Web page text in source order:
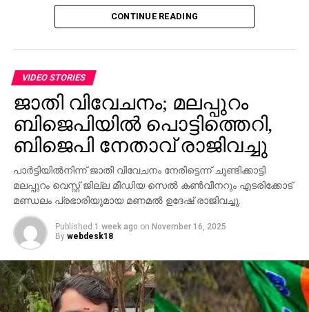
ജീവനക്കാരുമായി സംഘര്‍ഷം ശക്തമായി. പ്രതികളുടെ
സംഘം ആദ്യം ബാറില്‍ നിന്ന് പുറത്തുപോയെങ്കിലും,
ജീവനക്കാര്‍ക്ക് മര്‍ദനമേല്‍ക്കുകയും അക്രമം
ആവര്‍ത്തിച്ച് അഞ്ചുതവണ വരെ തിരിച്ചെത്തി
ആക്രമണം നടത്തിയതായും ബാര്‍ ഉടമ നല്‍കിയ
പരാതിയില്‍ പറയുന്നു. വിദ്യാഭ്യാസ
ആവശ്യങ്ങള്‍ക്കായി എറണാകുളത്ത് എത്തിയവരാണ്
പ്രതികളെന്ന് പൊലീസ് കണ്ടെത്തിയിട്ടുണ്ട്.
സംഭവത്തില്‍ അലീനയുടെ കൈക്ക് പരുക്കേല്‍ക്കുകയും
ചെയ്തു.
CONTINUE READING
VIDEO STORIES
ജാതി വിവേചനം; മലപ്പുറം
ബിജെപിയില്‍ പൊട്ടിത്തെറി,
ബിജെപി നേതാവ് രാജിവച്ചു
പാര്‍ട്ടിയില്‍നിന്ന് ജാതി വിവേചനം നേരിട്ടെന്ന് ചൂണ്ടിക്കാട്ടി
മലപ്പുറം വെസ്റ്റ് ജില്ല മീഡിയ സെല്‍ കണ്‍വീനറും എടരിക്കോട്
മണ്ഡലം പ്രഭാരിയുമായ മണമല്‍ ഉദേഷ് രാജിവച്ചു.
Published 1 week ago on November 16, 2025
By webdesk18